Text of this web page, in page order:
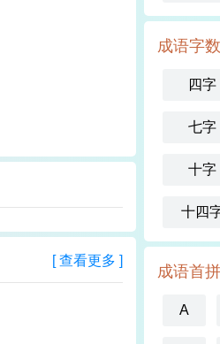
[ 查看更多 ]
成语字数
四字
七字
十字
十四
成语首拼
A